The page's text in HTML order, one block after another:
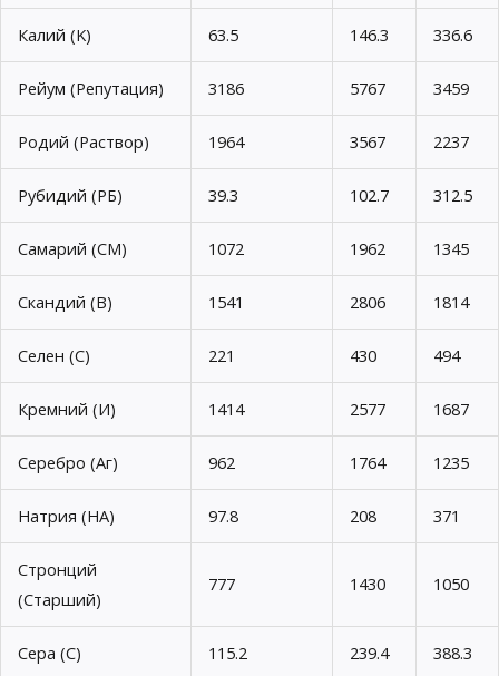
Калий (K) 63.5 146.3 336.6
Рейум (Репутация) 3186 5767 3459
Родий (Раствор) 1964 3567 2237
Рубидий (РБ) 39.3 102.7 312.5
Самарий (СМ) 1072 1962 1345
Скандий (В) 1541 2806 1814
Селен (С) 221 430 494
Кремний (И) 1414 2577 1687
Серебро (Аг) 962 1764 1235
Натрия (НА) 97.8 208 371
Стронций
(Старший)
777 1430 1050
Сера (С) 115.2 239.4 388.3